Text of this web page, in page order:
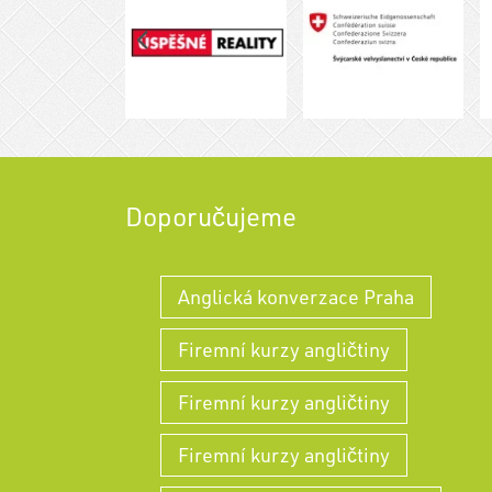
Doporučujeme
Anglická konverzace Praha
Firemní kurzy angličtiny
Firemní kurzy angličtiny
Firemní kurzy angličtiny